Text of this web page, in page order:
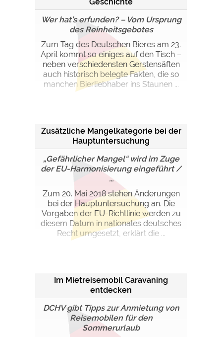
Wer hat’s erfunden? – Vom Ursprung
des Reinheitsgebotes
Zum Tag des Deutschen Bieres am 23.
April kommt so einiges auf den Tisch –
neben verschiedensten Gerstensäften
auch historisch belegte Fakten, die so
manchen Bierliebhaber ins Staunen ...
Zusätzliche Mangelkategorie bei der
Hauptuntersuchung
„Gefährlicher Mangel“ wird im Zuge
der EU-Harmonisierung eingeführt /
...
Zum 20. Mai 2018 stehen Änderungen
bei der Hauptuntersuchung an. Die
Vorgaben der EU-Richtlinie werden zu
diesem Datum in nationales deutsches
Recht umgesetzt, erklärt die ...
Im Mietreisemobil Caravaning
entdecken
DCHV gibt Tipps zur Anmietung von
Reisemobilen für den
Sommerurlaub